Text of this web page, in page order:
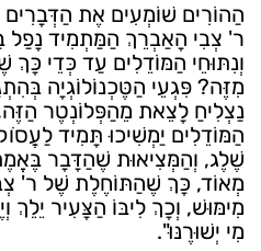
הַהוֹרִים שׁוֹמְעִים אֶת הַדְּבָרִים
ר' צְבִי הָאַבְרֵךְ הַמַּתְמִיד נָפַל
וְנִתּוּחֵי הַמּוֹדֵלִים עַד כְּדֵי
מִזֶּה? פִּגְעֵי הַטֶּכְנוֹלוֹגְיָה
נַצְלִיחַ לָצֵאת מֵהַפְּלוֹנְטֶר הַזֶּה,
הַמּוֹדֵלִים יַמְשִׁיכוּ תָּמִיד
שֶׁלֶג, וְהַמְּצִיאוּת שֶׁהַדָּבָר
מְאוֹד, כָּךְ שֶׁהַתּוֹחֶלֶת שֶׁל ר'
מִימּוּשׁ, וְכָךְ לִיבּוֹ הַצָּעִיר יֵלֵךְ
מִי יְשׁוּרֶנּוּ".